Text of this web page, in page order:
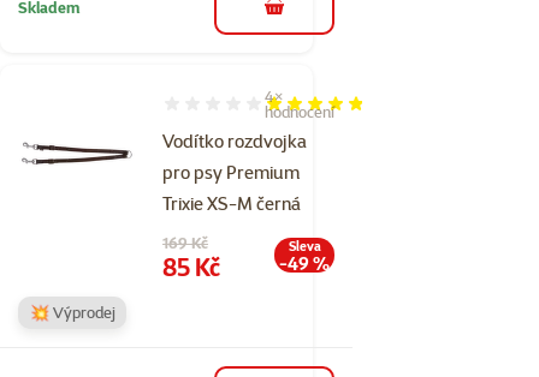
Skladem do košíku
Vodítko rozdvojka
pro psy Premium
Trixie XS-M černá
Hodnocení 95%, počet hodnocení: 4
4×
hodnocení
Původní cena
169 Kč
Cena
85 Kč
Sleva
-49 %
💥 Výprodej